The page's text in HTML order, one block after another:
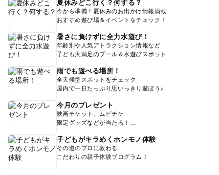
夏休みどこ行く？何する？
今から準備！夏休みのお出かけ情報満載
おすすめ遊び場＆イベントをチェック！
暑さに負けずに全力水遊び！
年齢別や人気アトラクション情報など
子ども大満足のプール＆水遊びスポット
雨でも遊べる場所！
全天候型スポットをチェック
屋内で一日たっぷり思いっきり遊ぼう♪
今月のプレゼント
映画チケット、ムビチケ
限定グッズなどが当たる！
子どもがキラめくホンモノ体験
その道のプロに教わる
こだわりの親子体験プログラム！